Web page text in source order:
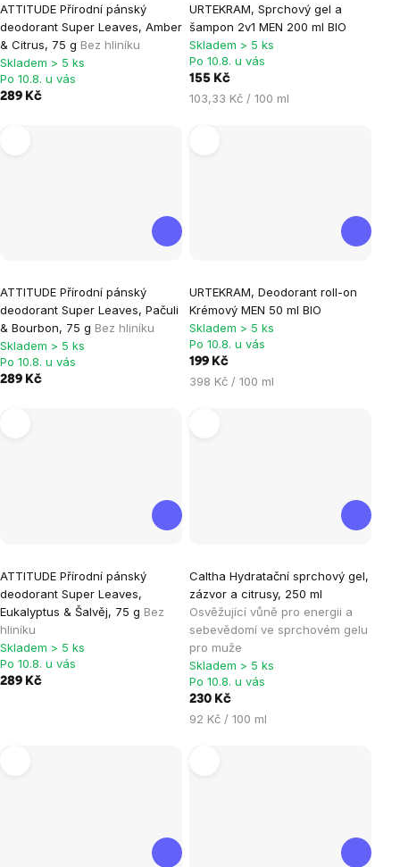
ATTITUDE Přírodní pánský
deodorant Super Leaves, Amber
& Citrus, 75 g Bez hliníku
hodnocení
produktu
je
0,0
z
Skladem > 5 ks
Po 10.8. u vás
289 Kč
URTEKRAM, Sprchový gel a
šampon 2v1 MEN 200 ml BIO
hodnocení
produktu
je
5,0
z
Skladem > 5 ks
Po 10.8. u vás
155 Kč
Měrná
103,33 Kč / 100 ml
ATTITUDE Přírodní pánský
deodorant Super Leaves, Pačuli
& Bourbon, 75 g Bez hliníku
Skladem > 5 ks
Po 10.8. u vás
289 Kč
URTEKRAM, Deodorant roll-on
Krémový MEN 50 ml BIO
hodnocení
produktu
je
5,0
z
Skladem > 5 ks
Po 10.8. u vás
199 Kč
Měrná
398 Kč / 100 ml
ATTITUDE Přírodní pánský
deodorant Super Leaves,
Eukalyptus & Šalvěj, 75 g Bez
hliníku
Skladem > 5 ks
Po 10.8. u vás
289 Kč
Caltha Hydratační sprchový gel,
zázvor a citrusy, 250 ml
Osvěžující vůně pro energii a
sebevědomí ve sprchovém gelu
pro muže
Skladem > 5 ks
Po 10.8. u vás
230 Kč
Měrná
92 Kč / 100 ml